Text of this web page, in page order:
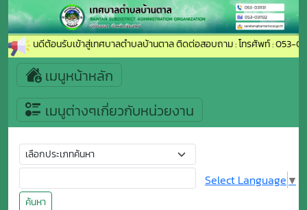
ยินดีต้อนรับเข้าสู่เทศบาลตำบลบ้านตาล ติดต่อสอบถาม : โทรศัพท์ : 053-
เมนูหน้าหลัก
เมนูต่างๆเกี่ยวกับหน่วยงาน
ค้นหา
Select Language ▼